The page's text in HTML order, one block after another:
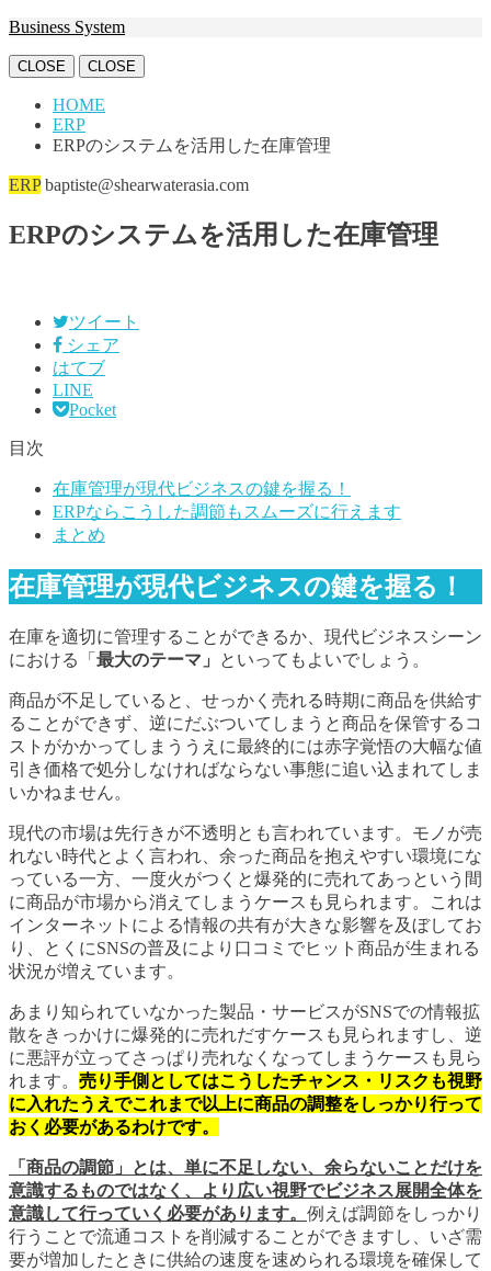
Business System
CLOSE CLOSE
HOME
ERP
ERPのシステムを活用した在庫管理
ERP baptiste@shearwaterasia.com
ERPのシステムを活用した在庫管理
ツイート
シェア
はてブ
LINE
Pocket
目次
在庫管理が現代ビジネスの鍵を握る！
ERPならこうした調節もスムーズに行えます
まとめ
在庫管理が現代ビジネスの鍵を握る！
在庫を適切に管理することができるか、現代ビジネスシーン
における「 最大のテーマ」 といってもよいでしょう。
商品が不足していると、せっかく売れる時期に商品を供給す
ることができず、逆にだぶついてしまうと商品を保管するコ
ストがかかってしまううえに最終的には赤字覚悟の大幅な値
引き価格で処分しなければならない事態に追い込まれてしま
いかねません。
現代の市場は先行きが不透明とも言われています。モノが売
れない時代とよく言われ、余った商品を抱えやすい環境にな
っている一方、一度火がつくと爆発的に売れてあっという間
に商品が市場から消えてしまうケースも見られます。これは
インターネットによる情報の共有が大きな影響を及ぼしてお
り、とくにSNSの普及により口コミでヒット商品が生まれる
状況が増えています。
あまり知られていなかった製品・サービスがSNSでの情報拡
散をきっかけに爆発的に売れだすケースも見られますし、逆
に悪評が立ってさっぱり売れなくなってしまうケースも見ら
れます。 売り手側としてはこうしたチャンス・リスクも視野
に入れたうえでこれまで以上に商品の調整をしっかり行って
おく必要があるわけです。
「商品の調節」とは、単に不足しない、余らないことだけを
意識するものではなく、より広い視野でビジネス展開全体を
意識して行っていく必要があります。 例えば調節をしっかり
行うことで流通コストを削減することができますし、いざ需
要が増加したときに供給の速度を速められる環境を確保して